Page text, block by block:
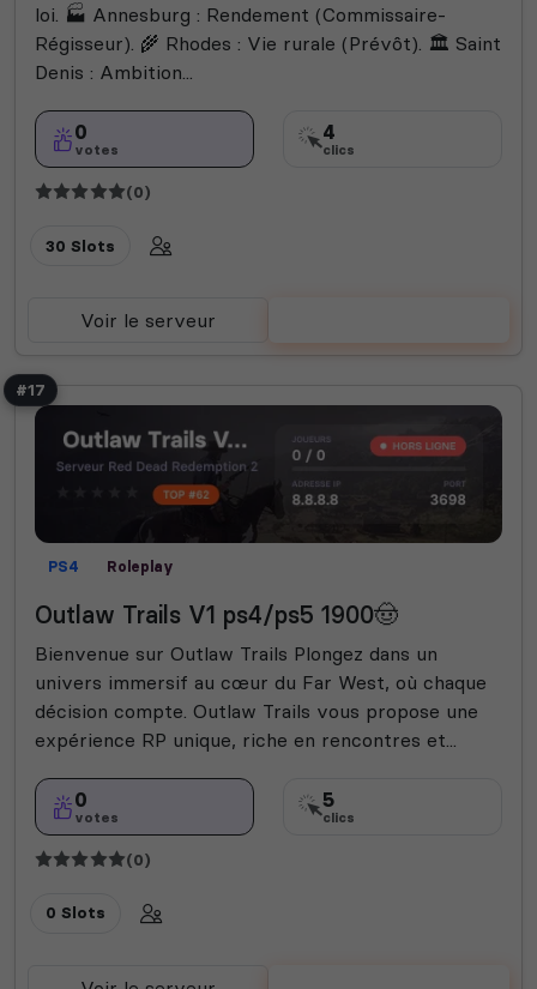
loi. 🏭 Annesburg : Rendement (Commissaire-
Régisseur). 🌾 Rhodes : Vie rurale (Prévôt). 🏛️ Saint
Denis : Ambition...
0
votes
4
clics
(0)
30 Slots
Voir le serveur
#17
PS4 Roleplay
Outlaw Trails V1 ps4/ps5 1900🤠
Bienvenue sur Outlaw Trails Plongez dans un
univers immersif au cœur du Far West, où chaque
décision compte. Outlaw Trails vous propose une
expérience RP unique, riche en rencontres et...
0
votes
5
clics
(0)
0 Slots